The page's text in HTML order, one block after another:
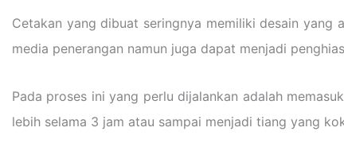
Cetakan yang dibuat seringnya memiliki desain yang
media penerangan namun juga dapat menjadi
Pada proses ini yang perlu dijalankan adalah
lebih selama 3 jam atau sampai menjadi tiang yang